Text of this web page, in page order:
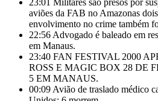
23:01 Militares são presos por
aviões da FAB no Amazonas
envolvimento no crime também
22:56 Advogado é baleado em
em Manaus.
23:40 FAN FESTIVAL 2000
ROSS E MAGIC BOX 28 DE
5 EM MANAUS.
00:09 Avião de traslado médico